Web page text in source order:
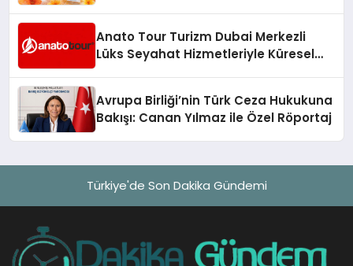
Anato Tour Turizm Dubai Merkezli
Lüks Seyahat Hizmetleriyle Küresel
Avrupa Birliği’nin Türk Ceza Hukukuna
Bakışı: Canan Yılmaz ile Özel Röportaj
Türkiye'de Son Dakika Gündemi